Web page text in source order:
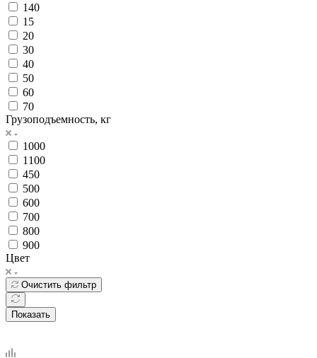
140
15
20
30
40
50
60
70
Грузоподъемность, кг
1000
1100
450
500
600
700
800
900
Цвет
Очистить фильтр
Показать